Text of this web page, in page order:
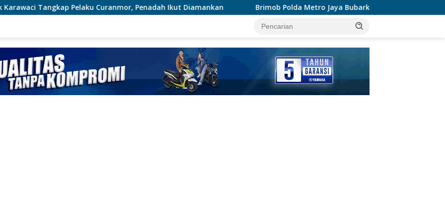
Curanmor, Penadah Ikut Diamankan Brimob Polda Metro Jaya Bubarkan Balap Liar, Sembilan Motor Diamankan di